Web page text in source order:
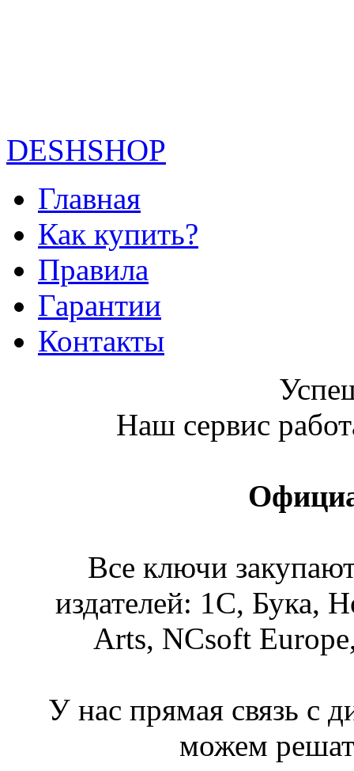
DESHSHOP
Главная
Как купить?
Правила
Гарантии
Контакты
Наш сервис
Все ключи
издателей: 1С, Бука,
Arts, NCsoft
У нас прямая связь с
можем